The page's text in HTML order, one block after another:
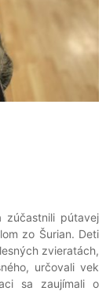
zúčastnili pútavej
zo Šurian. Deti
zvieratách,
určovali vek
sa zaujímali o